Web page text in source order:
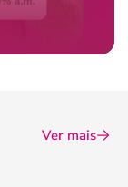
Ver mais